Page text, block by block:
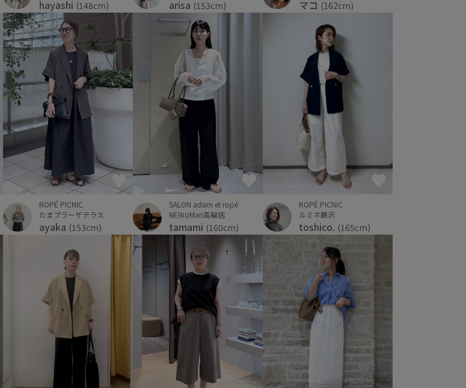
hayashi (148cm) arisa (153cm) マコ (162cm)
ROPÉ PICNIC
たまプラーザテラス
ayaka (153cm)
SALON adam et ropé
NEWoMan高輪店
tamami (160cm)
ROPÉ PICNIC
ルミネ藤沢
toshico. (165cm)